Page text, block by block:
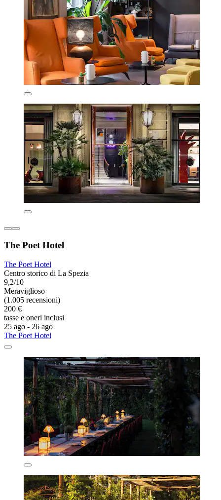
The Poet Hotel
The Poet Hotel
Centro storico di La Spezia
9,2/10
Meraviglioso
(1.005 recensioni)
200 €
tasse e oneri inclusi
25 ago - 26 ago
The Poet Hotel